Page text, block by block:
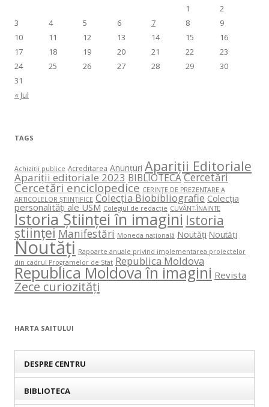
« Jul
1
2
3
4 5 6 7 8
9
10
11 12 13 14 15
16
17
18 19 20 21 22
23
24
25 26 27 28 29
30
31
TAGS
Achiziții publice Acreditarea Anunțuri Apariții Editoriale
Apariții editoriale 2023 BIBLIOTECACercetări
Cercetări enciclopedice CERINŢE DE PREZENTARE A
ARTICOLELOR ŞTIINŢIFICE Colecția Biobibliografie Colecția
personalități ale USM Colegiul de redacție CUVÂNT-ÎNAINTE
Istoria Științei în imagini Istoria
științei Manifestări Moneda națională Noutăți Noutăți
Noutăți Rapoarte anuale privind implementarea proiectelor
din cadrul Programelor de Stat Republica Moldova
Republica Moldova în imagini Revista
Zece curiozități
HARTA SAITULUI
DESPRE CENTRU
BIBLIOTECA